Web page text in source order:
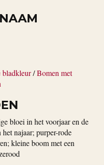
bladkleur/Bomen met
bloei in het voorjaar en de
najaar; purper-rode
kleine boom met een